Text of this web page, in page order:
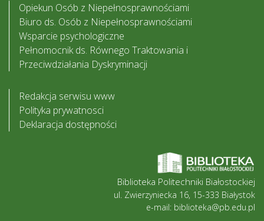
Opiekun Osób z Niepełnosprawnościami
Biuro ds. Osób z Niepełnosprawnościami
Wsparcie psychologiczne
Pełnomocnik ds. Równego Traktowania i
Przeciwdziałania Dyskryminacji
Redakcja serwisu www
Polityka prywatnosci
Deklaracja dostępności
Biblioteka Politechniki Białostockiej
ul. Zwierzyniecka 16, 15-333 Białystok
e-mail: biblioteka@pb.edu.pl